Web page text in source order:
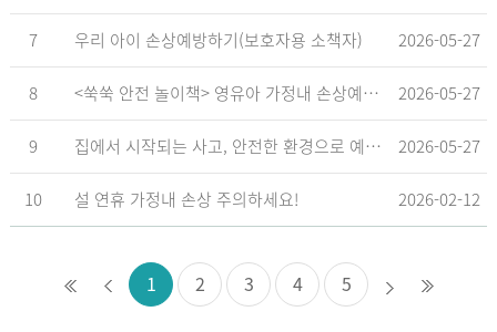
7 우리 아이 손상예방하기(보호자용 소책자) 2026-05-27
8 <쑥쑥 안전 놀이책> 영유아 가정내 손상예방_영유아 놀이형 교육 교재 2026-05-27
9 집에서 시작되는 사고, 안전한 환경으로 예방해요 2026-05-27
10 설 연휴 가정내 손상 주의하세요! 2026-02-12
1 2 3 4 5